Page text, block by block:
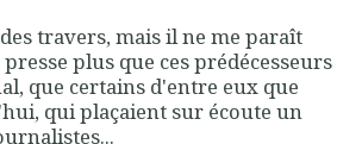
travers, mais il ne me paraît
plus que ces prédécesseurs
que certains d'entre eux que
qui plaçaient sur écoute un